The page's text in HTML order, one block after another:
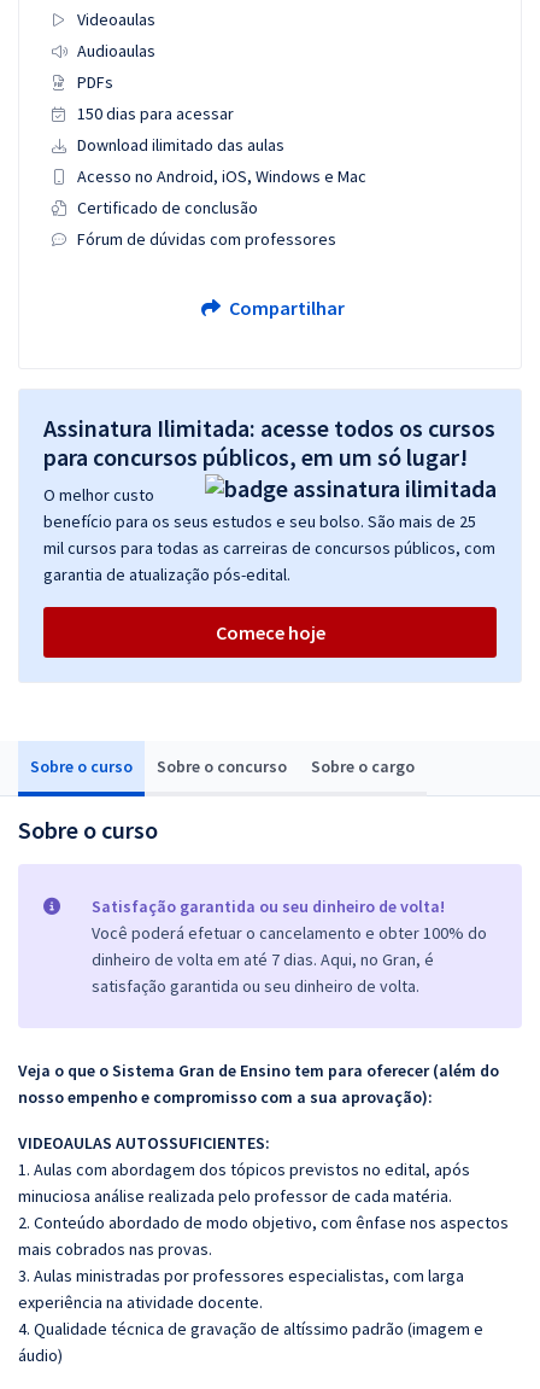
Sobre o curso Sobre o concurso Sobre o cargo
Sobre o curso
Satisfação garantida ou seu dinheiro de volta!
Você poderá efetuar o cancelamento e obter 100% do
dinheiro de volta em até 7 dias. Aqui, no Gran, é
satisfação garantida ou seu dinheiro de volta.
Veja o que o Sistema Gran de Ensino tem para oferecer (além do
nosso empenho e compromisso com a sua aprovação):
VIDEOAULAS AUTOSSUFICIENTES:
1. Aulas com abordagem dos tópicos previstos no edital, após
minuciosa análise realizada pelo professor de cada matéria.
2. Conteúdo abordado de modo objetivo, com ênfase nos aspectos
mais cobrados nas provas.
3. Aulas ministradas por professores especialistas, com larga
experiência na atividade docente.
4. Qualidade técnica de gravação de altíssimo padrão (imagem e
áudio)
Videoaulas
Audioaulas
PDFs
150 dias para acessar
Download ilimitado das aulas
Acesso no Android, iOS, Windows e Mac
Certificado de conclusão
Fórum de dúvidas com professores
Compartilhar
Assinatura Ilimitada: acesse todos os cursos
para concursos públicos, em um só lugar!
O melhor custo
benefício para os seus estudos e seu bolso. São mais de 25
mil cursos para todas as carreiras de concursos públicos, com
garantia de atualização pós-edital.
Comece hoje